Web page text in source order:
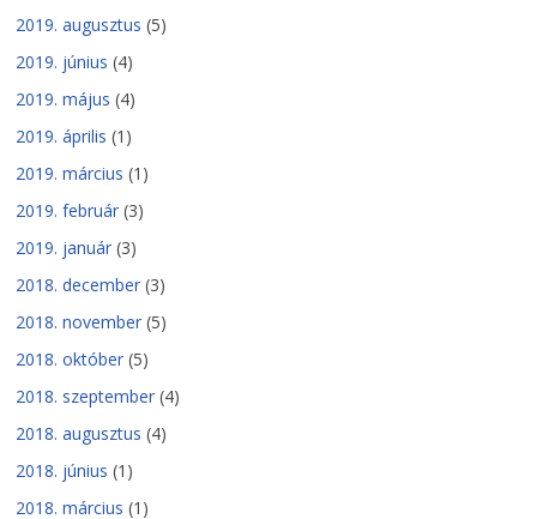
2019. augusztus (5)
2019. június (4)
2019. május (4)
2019. április (1)
2019. március (1)
2019. február (3)
2019. január (3)
2018. december (3)
2018. november (5)
2018. október (5)
2018. szeptember (4)
2018. augusztus (4)
2018. június (1)
2018. március (1)